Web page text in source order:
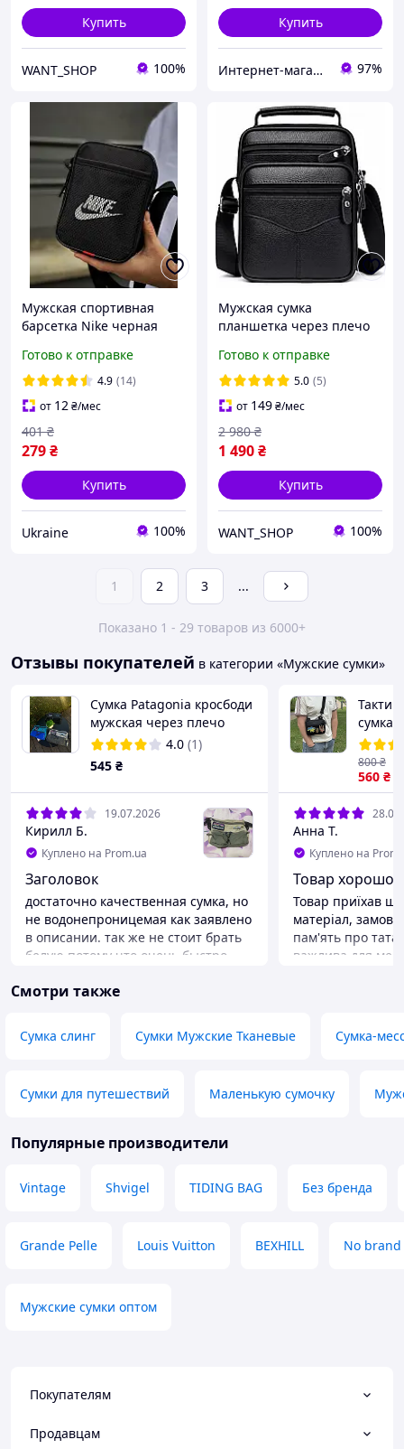
Купить
WANT_SHOP 100%
Купить
Интернет-магазин "EasyBuy" 97%
Мужская спортивная
барсетка Nike черная
Nike
Готово к отправке
4.9 (14)
от 12₴/мес
279₴
401 ₴
Купить
Ukraine 100%
Мужская сумка
планшетка через плечо
26х20.5х8 / кожаная сумка
мессенджер, черная
Готово к отправке
5.0 (5)
от 149₴/мес
1 490₴
2 980 ₴
Купить
WANT_SHOP 100%
1 2 3 ...
Показано 1 - 29 товаров из 6000+
Отзывы покупателей в категории «Мужские сумки»
Сумка Patagonia кросбоди
мужская через плечо
месенджер Патагония
спортивная длинная
4.0 (1)
545 ₴
19.07.2026
Кирилл Б.
Куплено на Prom.ua
Заголовок
достаточно качественная сумка, но
не водонепроницемая как заявлено
в описании. так же не стоит брать
белую потому что очень быстро
пластиковве застежки на которых
любой момент могут отстегнутся и
сумка может упасть на асфальт или
Преимущества
цена / качество
может отцепится пластиковый
сумка
плечо
для
560 ₴
800₴
Анна Т.
Куплено на
Товар
Товар приїхав
матеріал,
пам'ять про
важлива для
наявності та
обслуговування!
Смотри также
Сумка слинг Сумки Мужские Тканевые Сумка-
Сумки для путешествий Маленькую сумочку
Популярные производители
Vintage Shvigel TIDING BAG Без бренда
Grande Pelle Louis Vuitton BEXHILL No brand
Мужские сумки оптом
Покупателям
Продавцам